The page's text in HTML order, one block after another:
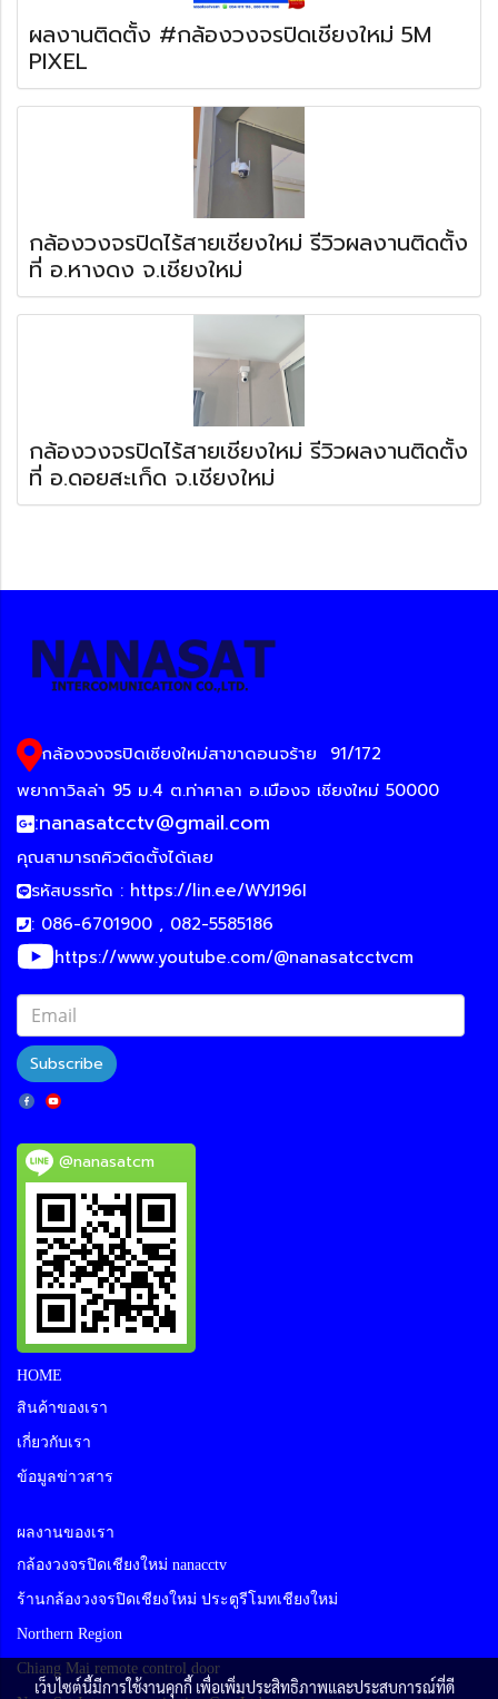
ผลงานติดตั้ง #กล้องวงจรปิดเชียงใหม่ 5M
PIXEL
กล้องวงจรปิดไร้สายเชียงใหม่ รีวิวผลงานติดตั้ง
ที่ อ.หางดง จ.เชียงใหม่
กล้องวงจรปิดไร้สายเชียงใหม่ รีวิวผลงานติดตั้ง
ที่ อ.ดอยสะเก็ด จ.เชียงใหม่
กล้องวงจรปิดเชียงใหม่สาขาดอนจร้าย
91/172
พยากาวิลล่า 95 ม.4 ต.ท่าศาลา อ.เมืองจ เชียงใหม่ 50000
:nanasatcctv@gmail.com
คุณสามารถคิวติดตั้งได้เลย
รหัสบรรทัด : https://lin.ee/WYJ196I
: 086-6701900 , 082-5585186
https://www.youtube.com/@nanasatcctvcm
Subscribe
@nanasatcm
HOME
สินค้าของเรา
เกี่ยวกับเรา
ข้อมูลข่าวสาร
ผลงานของเรา
กล้องวงจรปิดเชียงใหม่ nanacctv
ร้านกล้องวงจรปิดเชียงใหม่ ประตูรีโมทเชียงใหม่
Northern Region
Chiang Mai remote control door
เว็บไซต์นี้มีการใช้งานคุกกี้ เพื่อเพิ่มประสิทธิภาพและประสบการณ์ที่ดี